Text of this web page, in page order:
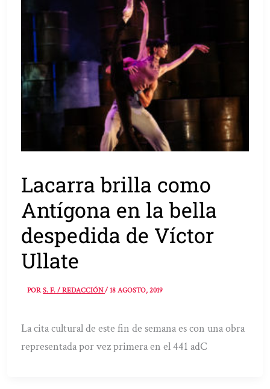
Lacarra brilla como
Antígona en la bella
despedida de Víctor
Ullate
PORS. F. / REDACCIÓN/18 AGOSTO, 2019
La cita cultural de este fin de semana es con una obra
representada por vez primera en el 441 adC